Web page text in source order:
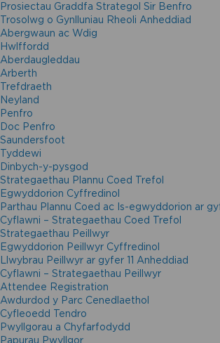
Prosiectau Graddfa Strategol Sir Benfro
Trosolwg o Gynlluniau Rheoli Anheddiad
Abergwaun ac Wdig
Hwlffordd
Aberdaugleddau
Arberth
Trefdraeth
Neyland
Penfro
Doc Penfro
Saundersfoot
Tyddewi
Dinbych-y-pysgod
Strategaethau Plannu Coed Trefol
Egwyddorion Cyffredinol
Parthau Plannu Coed ac Is-egwyddorion ar
Cyflawni – Strategaethau Coed Trefol
Strategaethau Peillwyr
Egwyddorion Peillwyr Cyffredinol
Llwybrau Peillwyr ar gyfer 11 Anheddiad
Cyflawni – Strategaethau Peillwyr
Attendee Registration
Awdurdod y Parc Cenedlaethol
Cyfleoedd Tendro
Pwyllgorau a Chyfarfodydd
Papurau Pwyllgor